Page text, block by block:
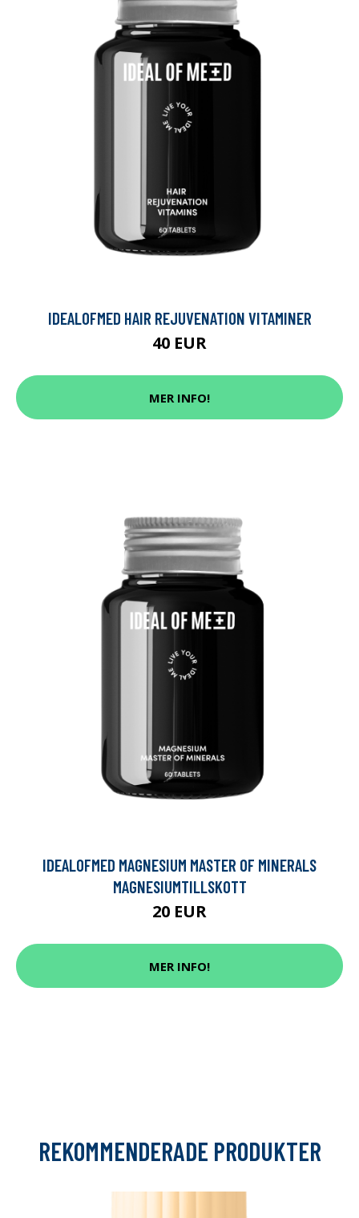
IDEALOFMED HAIR REJUVENATION VITAMINER
40 EUR
MER INFO!
IDEALOFMED MAGNESIUM MASTER OF MINERALS
MAGNESIUMTILLSKOTT
20 EUR
MER INFO!
REKOMMENDERADE PRODUKTER